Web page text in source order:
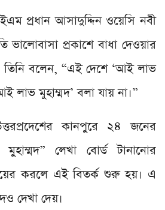
প্রধান আসাদুদ্দিন ওয়েসি নবী
ভালোবাসা প্রকাশে বাধা দেওয়ার
তিনি বলেন, “এই দেশে ‘আই লাভ
লাভ মুহাম্মদ’ বলা যায় না।”
কানপুরে ২৪ জনের
লেখা বোর্ড টানানোর
করলে এই বিতর্ক শুরু হয়। এ
দেখা দেয়।